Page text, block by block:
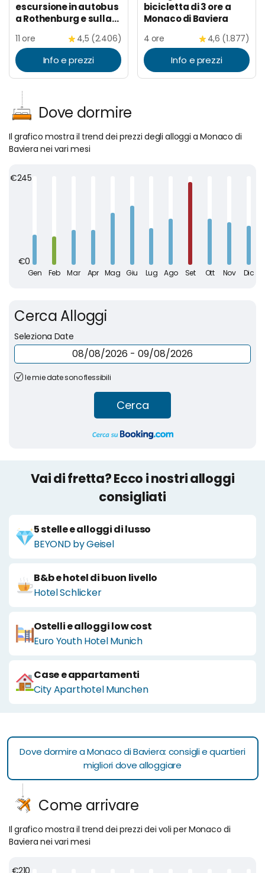
escursione in autobus
a Rothenburg e sulla
11 ore 4,5 (2.406)
Info e prezzi
bicicletta di 3 ore a
Monaco di Baviera
4 ore 4,6 (1.877)
Info e prezzi
Dove dormire
Il grafico mostra il trend dei prezzi degli alloggi a Monaco di
Baviera nei vari mesi
Cerca Alloggi
Seleziona Date
le mie date sono flessibili
Cerca
Vai di fretta? Ecco i nostri alloggi
consigliati
5 stelle e alloggi di lusso
BEYOND by Geisel
B&b e hotel di buon livello
Hotel Schlicker
Ostelli e alloggi low cost
Euro Youth Hotel Munich
Case e appartamenti
City Aparthotel Munchen
Dove dormire a Monaco di Baviera: consigli e quartieri
migliori dove alloggiare
Come arrivare
Il grafico mostra il trend dei prezzi dei voli per Monaco di
Baviera nei vari mesi